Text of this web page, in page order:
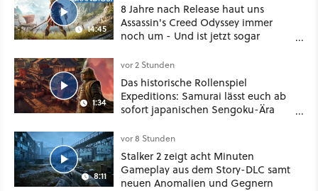
14:45
8 Jahre nach Release haut uns
Assassin's Creed Odyssey immer
noch um - Und ist jetzt sogar
1:34
vor 2 Stunden
Das historische Rollenspiel
Expeditions: Samurai lässt euch ab
sofort japanischen Sengoku-Ära
oder Diplomatie
8:11
vor 8 Stunden
Stalker 2 zeigt acht Minuten
Gameplay aus dem Story-DLC samt
neuen Anomalien und Gegnern